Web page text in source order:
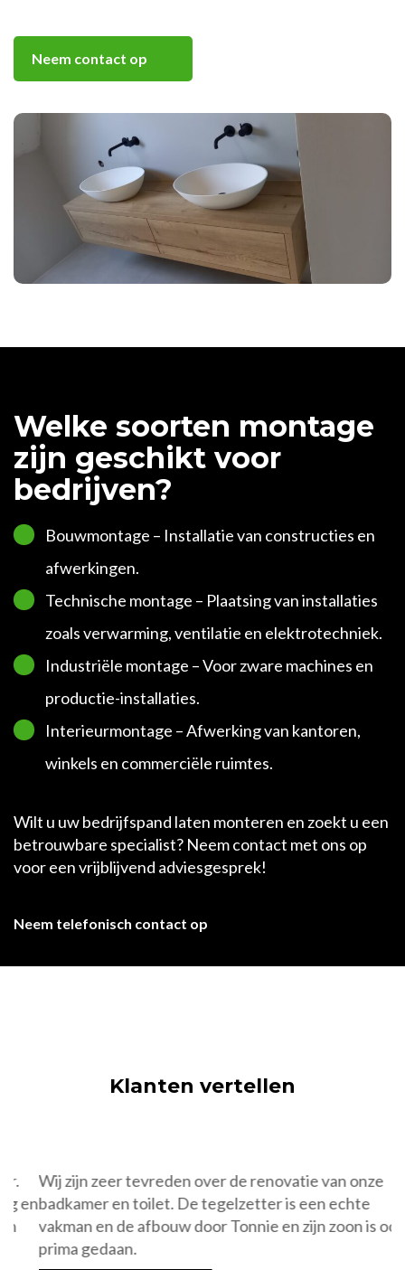
Neem contact op
Welke soorten montage
zijn geschikt voor
bedrijven?
Bouwmontage – Installatie van constructies en
afwerkingen.
Technische montage – Plaatsing van installaties
zoals verwarming, ventilatie en elektrotechniek.
Industriële montage – Voor zware machines en
productie-installaties.
Interieurmontage – Afwerking van kantoren,
winkels en commerciële ruimtes.
Wilt u uw bedrijfspand laten monteren en zoekt u een
betrouwbare specialist? Neem contact met ons op
voor een vrijblijvend adviesgesprek!
Neem telefonisch contact op
Klanten vertellen
Wij zijn zeer tevreden over de renovatie van onze
badkamer en toilet. De tegelzetter is een echte
vakman en de afbouw door Tonnie en zijn zoon is ook
prima gedaan.